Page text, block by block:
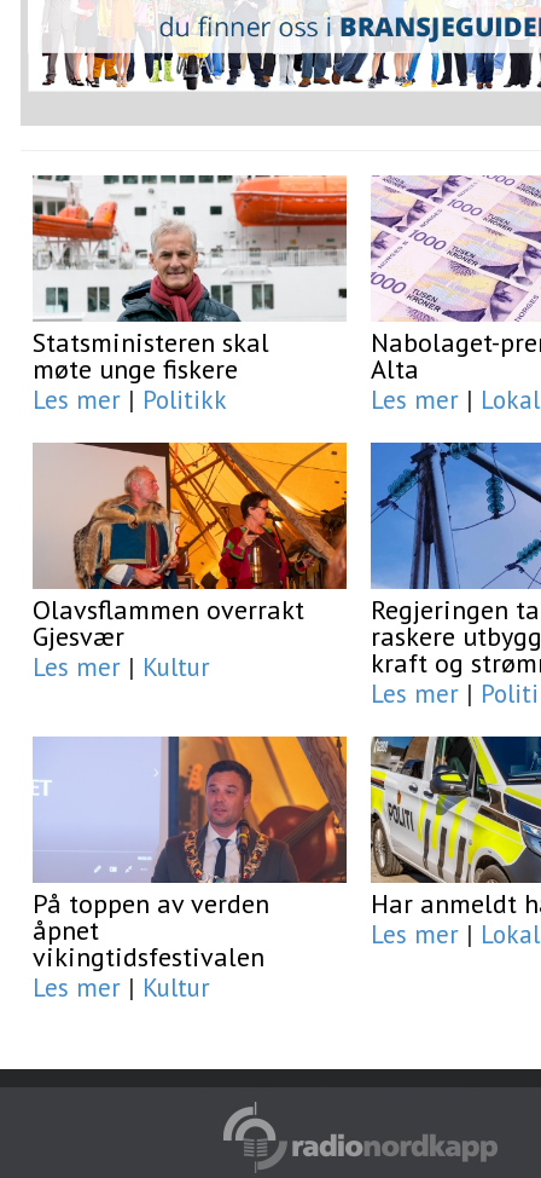
Statsministeren skal
møte unge fiskere
Les mer | Politikk
Nabolaget-
Alta
Les mer | Lokal
Olavsflammen overrakt
Gjesvær
Les mer | Kultur
Regjeringen
raskere
kraft og
Les mer |
På toppen av verden
åpnet
vikingtidsfestivalen
Les mer | Kultur
Har anmeldt
Les mer | Lokal